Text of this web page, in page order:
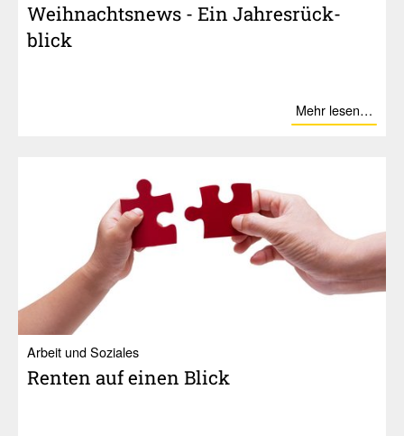
Weih­nachts­news - Ein Jahres­rück­
blick
Mehr lesen…
Ar­beit und So­zia­les
Renten auf einen Blick